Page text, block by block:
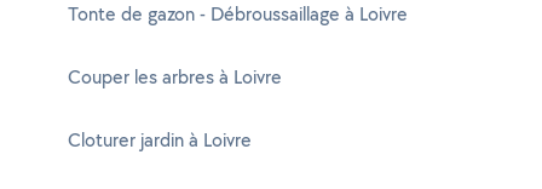
Tonte de gazon - Débroussaillage à Loivre
Couper les arbres à Loivre
Cloturer jardin à Loivre